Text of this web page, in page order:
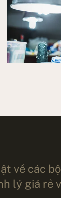
về các
lý giá rẻ